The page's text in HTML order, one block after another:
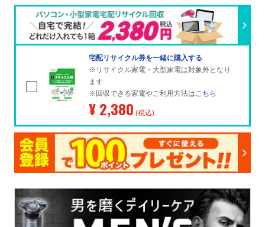
宅配リサイクル券を一緒に購入する
※リサイクル家電・大型家電は対象外となり
ます
※回収できる家電やご利用方法はこちら
¥ 2,380 (税込)